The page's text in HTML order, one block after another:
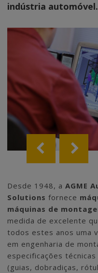
indústria automóvel.
Desde 1948, a AGME
Solutions fornece
máquinas de
medida de excelente
todos estes anos uma
em engenharia de
especificações
(guias, dobradiças,